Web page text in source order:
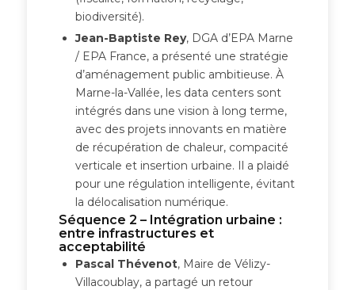
biodiversité).
Jean-Baptiste Rey, DGA d’EPA Marne
/ EPA France, a présenté une stratégie
d’aménagement public ambitieuse. À
Marne-la-Vallée, les data centers sont
intégrés dans une vision à long terme,
avec des projets innovants en matière
de récupération de chaleur, compacité
verticale et insertion urbaine. Il a plaidé
pour une régulation intelligente, évitant
la délocalisation numérique.
Séquence 2 – Intégration urbaine :
entre infrastructures et
acceptabilité
Pascal Thévenot, Maire de Vélizy-
Villacoublay, a partagé un retour